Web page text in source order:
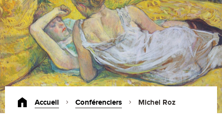
Accueil Conférenciers Michel Roz